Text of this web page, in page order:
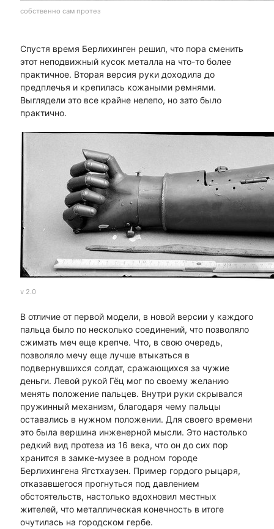
собственно сам протез
Спустя время Берлихинген решил, что пора сменить
этот неподвижный кусок металла на что-то более
практичное. Вторая версия руки доходила до
предплечья и крепилась кожаными ремнями.
Выглядели это все крайне нелепо, но зато было
практично.
v 2.0
В отличие от первой модели, в новой версии у каждого
пальца было по несколько соединений, что позволяло
сжимать меч еще крепче. Что, в свою очередь,
позволяло мечу еще лучше втыкаться в
подвернувшихся солдат, сражающихся за чужие
деньги. Левой рукой Гёц мог по своему желанию
менять положение пальцев. Внутри руки скрывался
пружинный механизм, благодаря чему пальцы
оставались в нужном положении. Для своего времени
это была вершина инженерной мысли. Это настолько
редкий вид протеза из 16 века, что он до сих пор
хранится в замке-музее в родном городе
Берлихингена Ягстхаузен. Пример гордого рыцаря,
отказавшегося прогнуться под давлением
обстоятельств, настолько вдохновил местных
жителей, что металлическая конечность в итоге
очутилась на городском гербе.